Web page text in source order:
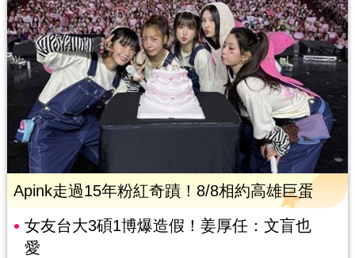
Apink走過15年粉紅奇蹟！8/8相約高雄巨蛋
女友台大3碩1博爆造假！姜厚任：文盲也
愛